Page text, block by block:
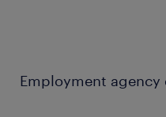
Employment